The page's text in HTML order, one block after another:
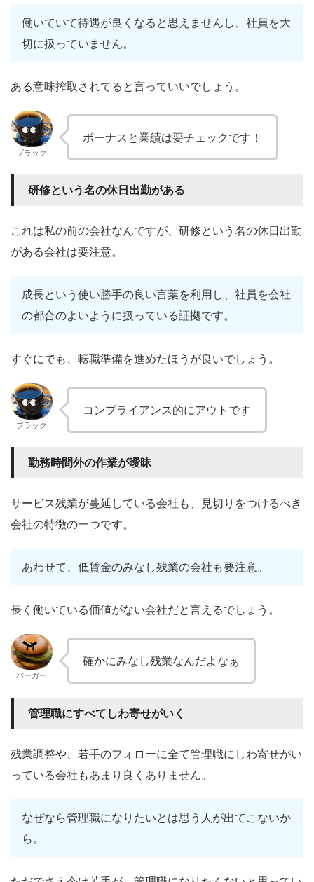
働いていて待遇が良くなると思えませんし、社員を大
切に扱っていません。
ある意味搾取されてると言っていいでしょう。
ブラック
ボーナスと業績は要チェックです！
研修という名の休日出勤がある
これは私の前の会社なんですが、研修という名の休日出勤
がある会社は要注意。
成長という使い勝手の良い言葉を利用し、社員を会社
の都合のよいように扱っている証拠です。
すぐにでも、転職準備を進めたほうが良いでしょう。
ブラック
コンプライアンス的にアウトです
勤務時間外の作業が曖昧
サービス残業が蔓延している会社も、見切りをつけるべき
会社の特徴の一つです。
あわせて、低賃金のみなし残業の会社も要注意。
長く働いている価値がない会社だと言えるでしょう。
バーガー
確かにみなし残業なんだよなぁ
管理職にすべてしわ寄せがいく
残業調整や、若手のフォローに全て管理職にしわ寄せがい
っている会社もあまり良くありません。
なぜなら管理職になりたいとは思う人が出てこないか
ら。